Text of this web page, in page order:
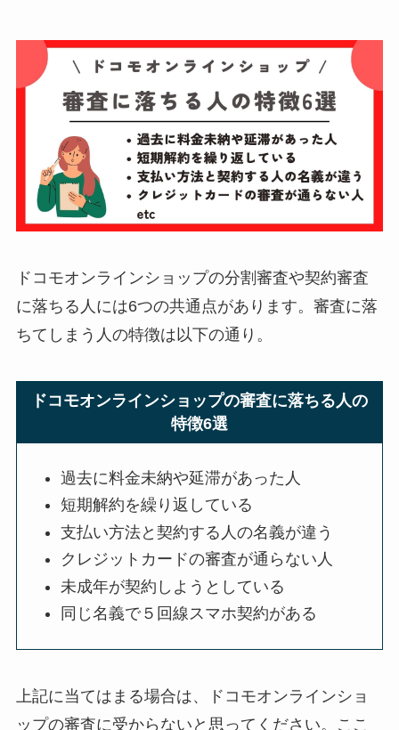
ドコモオンラインショップの分割審査や契約審査
に落ちる人には6つの共通点があります。審査に落
ちてしまう人の特徴は以下の通り。
ドコモオンラインショップの審査に落ちる人の
特徴6選
過去に料金未納や延滞があった人
短期解約を繰り返している
支払い方法と契約する人の名義が違う
クレジットカードの審査が通らない人
未成年が契約しようとしている
同じ名義で５回線スマホ契約がある
上記に当てはまる場合は、ドコモオンラインショ
ップの審査に受からないと思ってください。ここ